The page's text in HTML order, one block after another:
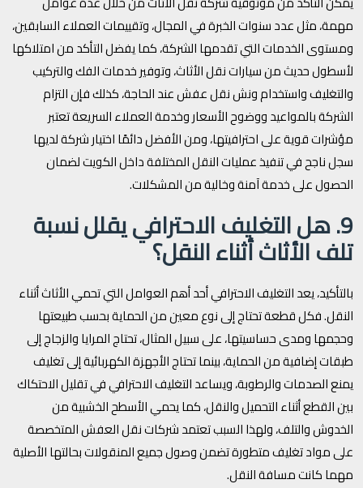
مهمة، مثل عدد سنوات الخبرة في المجال، وتقييمات العملاء السابقين،
ومستوى الخدمات التي تقدمها الشركة، كما يفضل التأكد من امتلاكها
لأسطول حديث من سيارات نقل الأثاث، وتوفير خدمات الفك والتركيب
والتغليف واستخدام ونش نقل عفش عند الحاجة، كذلك فإن التزام
الشركة بالمواعيد ووضوح الأسعار وخدمة العملاء السريعة تعتبر
مؤشرات قوية على احترافيتها، ومن الأفضل دائمًا اختيار شركة لديها
سجل ناجح في تنفيذ عمليات النقل المختلفة داخل الكويت لضمان
الحصول على خدمة آمنة وخالية من المشكلات.
9. هل التغليف الاحترافي يقلل نسبة
تلف الأثاث أثناء النقل؟
بالتأكيد، يعد التغليف الاحترافي أحد أهم العوامل التي تحمي الأثاث أثناء
النقل. فكل قطعة تحتاج إلى نوع معين من الحماية بحسب طبيعتها
وحجمها ومدى حساسيتها، على سبيل المثال، تحتاج المرايا والزجاج إلى
طبقات إضافية من الحماية، بينما تحتاج الأجهزة الكهربائية إلى تغليف
يمنع الصدمات والرطوبة، ويساعد التغليف الاحترافي في تقليل الاحتكاك
بين القطع أثناء التحميل والنقل، كما يحمي الأسطح الخشبية من
الخدوش والتلف، ولهذا السبب تعتمد شركات نقل العفش المتخصصة
على مواد تغليف متطورة تضمن وصول جميع المنقولات بحالتها الأصلية
مهما كانت مسافة النقل.